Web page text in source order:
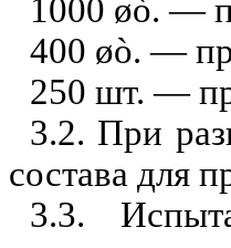
1000 øò. —
400 øò. —
250 шт. —
3.2. При
состава для
3.3.